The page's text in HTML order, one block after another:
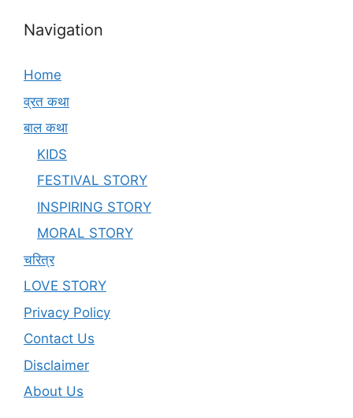
Navigation
Home
व्रत कथा
बाल कथा
KIDS
FESTIVAL STORY
INSPIRING STORY
MORAL STORY
चरित्र
LOVE STORY
Privacy Policy
Contact Us
Disclaimer
About Us